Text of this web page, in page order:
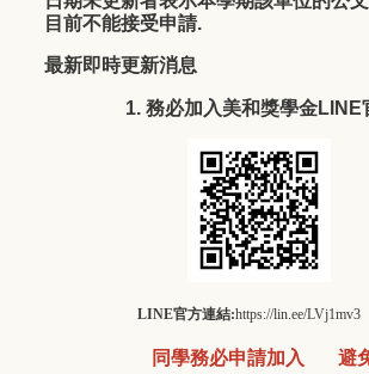
目前不能接受申請.
最新即時更新消息
1. 務必加入美和獎學金
LINE官方連結:https://lin.ee/LVj1mv3
同學務必申請加入 避